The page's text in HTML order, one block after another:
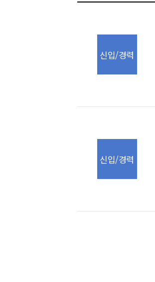
신입/경력
신입/경력